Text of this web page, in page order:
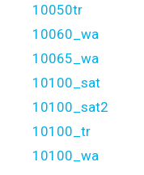
10050tr
10060_wa
10065_wa
10100_sat
10100_sat2
10100_tr
10100_wa